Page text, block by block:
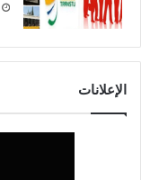
الإعلانات